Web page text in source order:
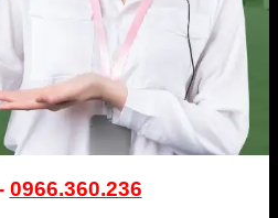
0966.360.236